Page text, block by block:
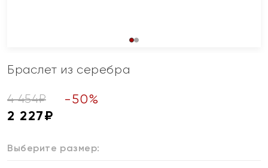
Браслет из серебра
4 454₽ -50%
2 227₽
Выберите размер: